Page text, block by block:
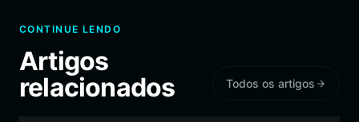
CONTINUE LENDO
Artigos
relacionados
Todos os artigos